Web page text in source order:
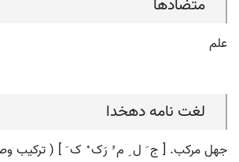
متضادها
علم
لغت نامه دهخدا
جهل مرکب. [ ج َ ل ِ م ُ رَک ْ ک َ ] ( ترکیب